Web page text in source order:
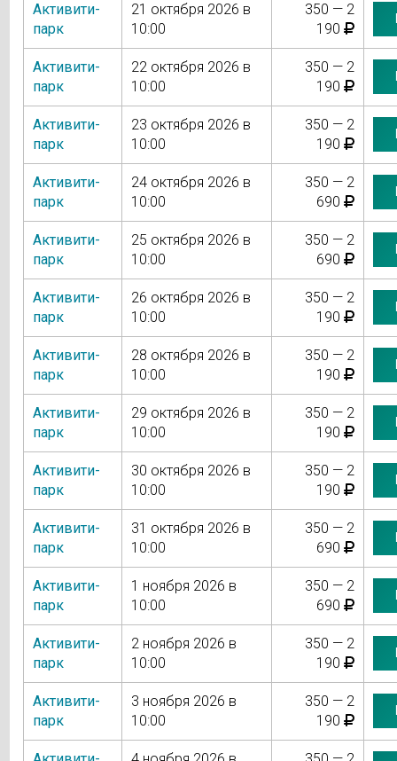
Активити-
парк
21 октября 2026 в
10:00
350 — 2
190
Активити-
парк
22 октября 2026 в
10:00
350 — 2
190
Активити-
парк
23 октября 2026 в
10:00
350 — 2
190
Активити-
парк
24 октября 2026 в
10:00
350 — 2
690
Активити-
парк
25 октября 2026 в
10:00
350 — 2
690
Активити-
парк
26 октября 2026 в
10:00
350 — 2
190
Активити-
парк
28 октября 2026 в
10:00
350 — 2
190
Активити-
парк
29 октября 2026 в
10:00
350 — 2
190
Активити-
парк
30 октября 2026 в
10:00
350 — 2
190
Активити-
парк
31 октября 2026 в
10:00
350 — 2
690
Активити-
парк
1 ноября 2026 в
10:00
350 — 2
690
Активити-
парк
2 ноября 2026 в
10:00
350 — 2
190
Активити-
парк
3 ноября 2026 в
10:00
350 — 2
190